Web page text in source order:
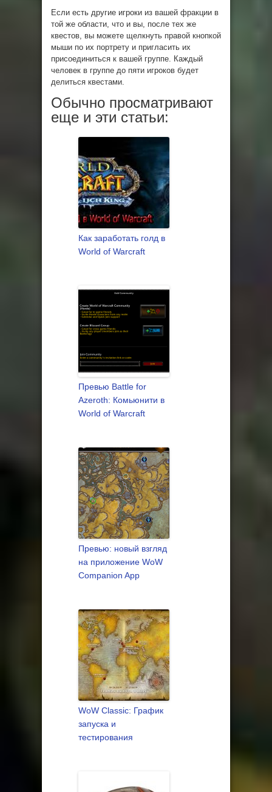
Если есть другие игроки из вашей фракции в
той же области, что и вы, после тех же
квестов, вы можете щелкнуть правой кнопкой
мыши по их портрету и пригласить их
присоединиться к вашей группе. Каждый
человек в группе до пяти игроков будет
делиться квестами.
Обычно просматривают
еще и эти статьи:
Как заработать голд в
World of Warcraft
Превью Battle for
Azeroth: Комьюнити в
World of Warcraft
Превью: новый взгляд
на приложение WoW
Companion App
WoW Classic: График
запуска и
тестирования